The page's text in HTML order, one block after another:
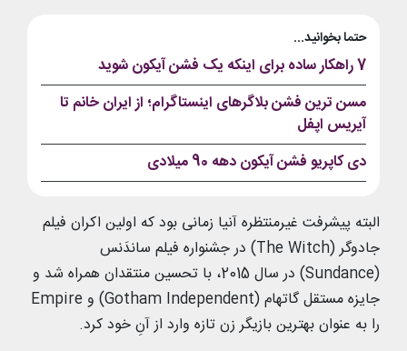
حتما بخوانید...
7 راهکار ساده برای اینکه یک فشن آیکون شوید
مسن ترین فشن بلاگرهای اینستاگرام؛ از ایران خانم تا
آیریس اپفل
دی کاپریو فشن آیکون دهه 90 میلادی
البته پیشرفت غیرمنتظره آنیا زمانی بود که اولین اکران فیلم
جادوگر (The Witch) در جشنواره فیلم ساندَنس
(Sundance) در سال 2015، با تحسین منتقدان همراه شد و
جایزه مستقل گاتهام (Gotham Independent) و Empire
را به عنوان بهترین بازیگر زن تازه وارد از آنِ خود کرد.